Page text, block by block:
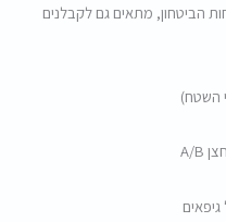
הביטחון, מתאים גם לקבלנים